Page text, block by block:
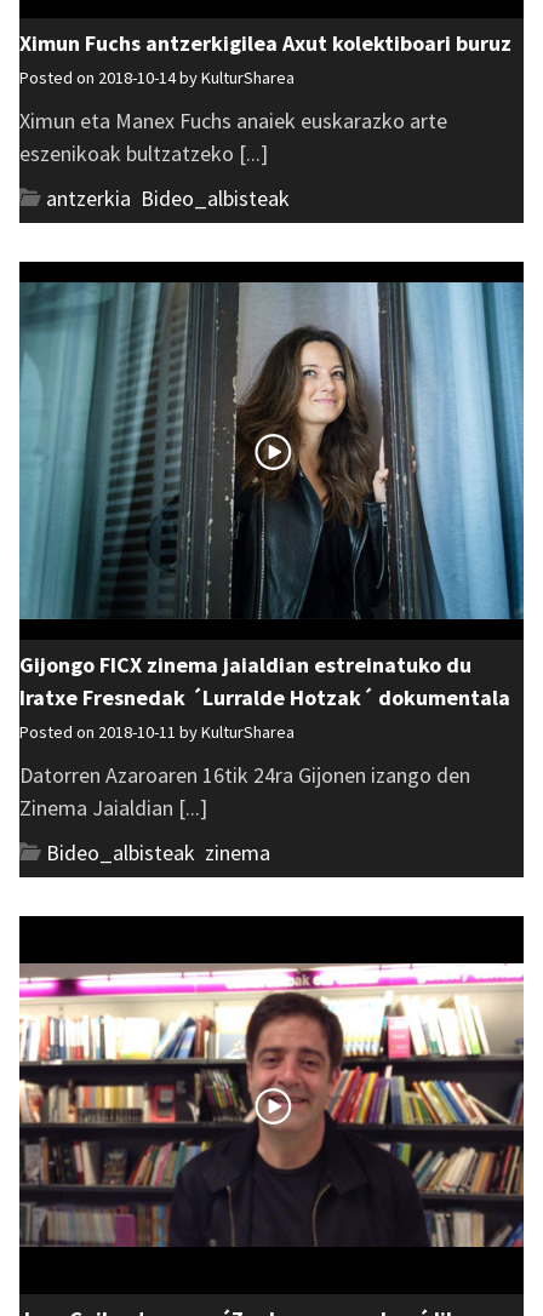
Ximun Fuchs antzerkigilea Axut kolektiboari buruz
Posted on 2018-10-14 byKulturSharea
Ximun eta Manex Fuchs anaiek euskarazko arte
eszenikoak bultzatzeko [...]
antzerkia Bideo_albisteak
Gijongo FICX zinema jaialdian estreinatuko du
Iratxe Fresnedak ´Lurralde Hotzak´ dokumentala
Posted on 2018-10-11 byKulturSharea
Datorren Azaroaren 16tik 24ra Gijonen izango den
Zinema Jaialdian [...]
Bideo_albisteak zinema